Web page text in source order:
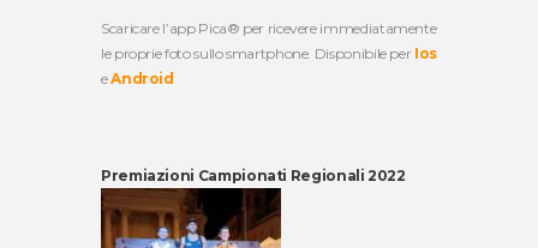
Scaricare l’app Pica® per ricevere immediatamente
le proprie foto sullo smartphone. Disponibile per Ios
eAndroid
Premiazioni Campionati Regionali 2022